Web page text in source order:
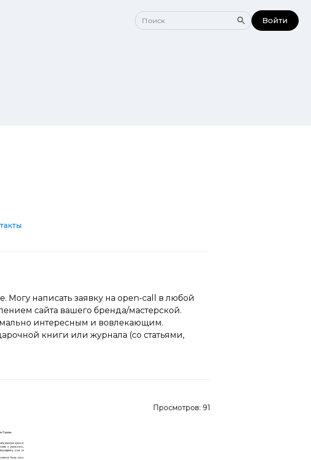
Войти
Могу написать заявку на open-call в любой
сайта вашего бренда/мастерской.
интересным и вовлекающим.
книги или журнала (со статьями,
Просмотров: 91